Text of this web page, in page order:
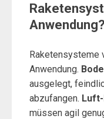
Anwendung?
Raketensysteme
Anwendung.
ausgelegt,
abzufangen.
müssen agil